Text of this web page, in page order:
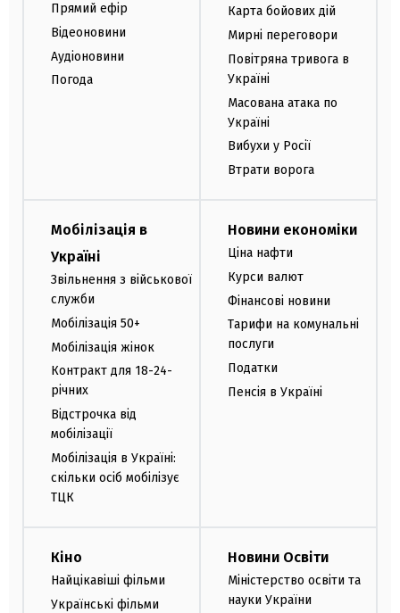
Прямий ефір
Відеоновини
Аудіоновини
Погода
Карта бойових дій
Мирні переговори
Повітряна тривога в
Україні
Масована атака по
Україні
Вибухи у Росії
Втрати ворога
Мобілізація в
Україні
Звільнення з військової
служби
Мобілізація 50+
Мобілізація жінок
Контракт для 18-24-
річних
Відстрочка від
мобілізації
Мобілізація в Україні:
скільки осіб мобілізує
ТЦК
Новини економіки
Ціна нафти
Курси валют
Фінансові новини
Тарифи на комунальні
послуги
Податки
Пенсія в Україні
Кіно
Найцікавіші фільми
Українські фільми
Новини Освіти
Міністерство освіти та
науки України